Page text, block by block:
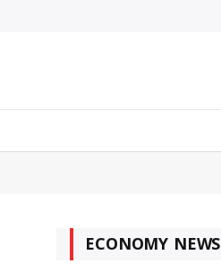
ECONOMY NEWS